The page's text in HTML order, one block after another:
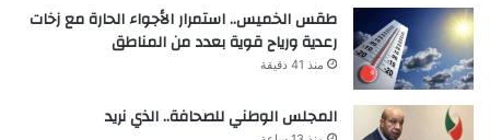
طقس الخميس.. استمرار الأجواء الحارة مع زخات
رعدية ورياح قوية بعدد من المناطق
منذ 41 دقيقة
المجلس الوطني للصحافة.. الذي نريد